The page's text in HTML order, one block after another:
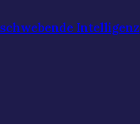
Intelligenz